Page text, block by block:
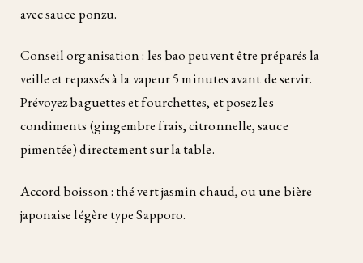
avec sauce ponzu.
Conseil organisation : les bao peuvent être préparés la
veille et repassés à la vapeur 5 minutes avant de servir.
Prévoyez baguettes et fourchettes, et posez les
condiments (gingembre frais, citronnelle, sauce
pimentée) directement sur la table.
Accord boisson : thé vert jasmin chaud, ou une bière
japonaise légère type Sapporo.